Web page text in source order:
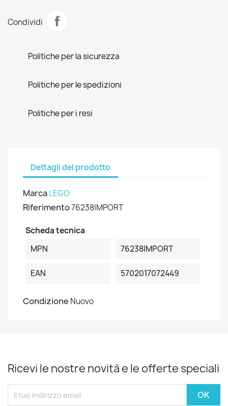
Condividi
Politiche per la sicurezza
Politiche per le spedizioni
Politiche per i resi
Dettagli del prodotto
MarcaLEGO
Riferimento76238IMPORT
Scheda tecnica
MPN
76238IMPORT
EAN 5702017072449
Condizione Nuovo
Ricevi le nostre novità e le offerte speciali